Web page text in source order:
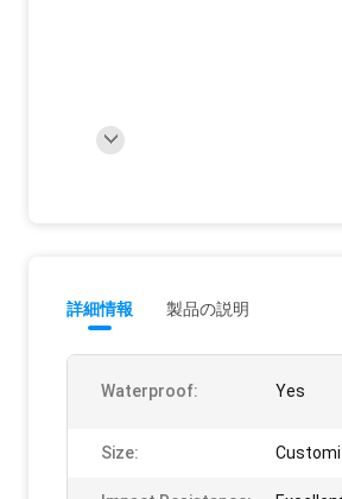
詳細情報 製品の説明
Waterproof: Yes
Size: